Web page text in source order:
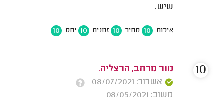
שיש.
איכות 10 מחיר 10 זמנים 10 יחס 10
מור מרחב, הרצליה.
אשרור: 08/07/2021
משוב: 08/05/2021
10